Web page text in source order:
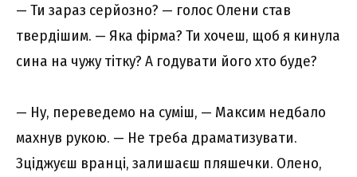
— Ти зараз серйозно? — голос Олени став
твердішим. — Яка фірма? Ти хочеш, щоб я кинула
сина на чужу тітку? А годувати його хто буде?
— Ну, переведемо на суміш, — Максим недбало
махнув рукою. — Не треба драматизувати.
Зціджуєш вранці, залишаєш пляшечки. Олено,